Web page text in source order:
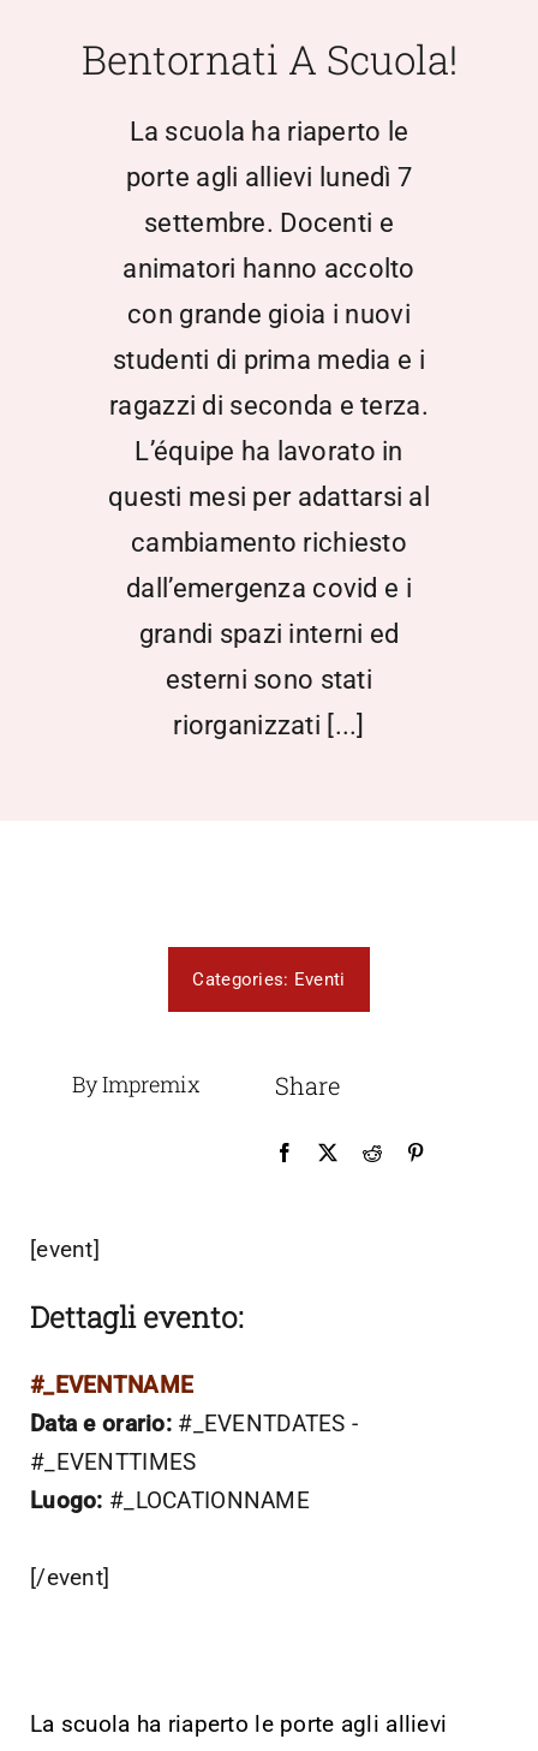
Bentornati A Scuola!
La scuola ha riaperto le
porte agli allievi lunedì 7
settembre. Docenti e
animatori hanno accolto
con grande gioia i nuovi
studenti di prima media e i
ragazzi di seconda e terza.
L’équipe ha lavorato in
questi mesi per adattarsi al
cambiamento richiesto
dall’emergenza covid e i
grandi spazi interni ed
esterni sono stati
riorganizzati [...]
Categories: Eventi
By Impremix Share
[event]
Dettagli evento:
#_EVENTNAME
Data e orario: #_EVENTDATES -
#_EVENTTIMES
Luogo: #_LOCATIONNAME
[/event]
La scuola ha riaperto le porte agli allievi